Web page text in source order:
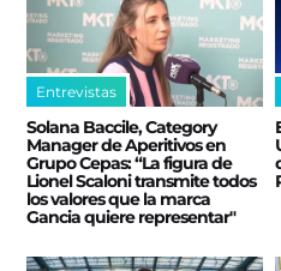
Entrevistas
Solana Baccile, Category
Manager de Aperitivos en
Grupo Cepas: “La figura de
Lionel Scaloni transmite todos
los valores que la marca
Gancia quiere representar"